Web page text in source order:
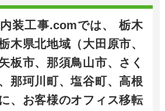
装工事.comでは、 栃木
木県北地域（大田原市、
板市、那須鳥山市、さく
那珂川町、塩谷町、高根
、お客様のオフィス移転